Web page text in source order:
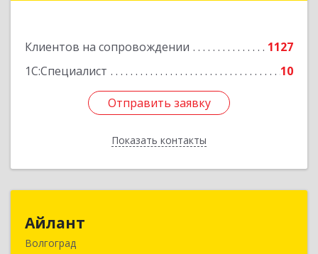
Клиентов на сопровождении
1127
1С:Специалист
10
Отправить заявку
Показать контакты
Отправить заявку
Назад
Айлант
Волгоград400001, Волгоградская обл, Волгоград г, им